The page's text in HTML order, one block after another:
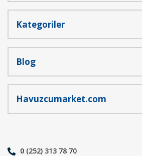
Kategoriler
Blog
Havuzcumarket.com
0 (252) 313 78 70